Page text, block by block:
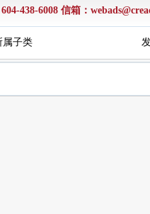
438-6008 信箱：
属子类